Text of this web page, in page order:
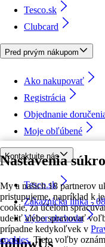
Nastavenia
My a našich 18 partnerov
pristupujeme, napríklad k
cookie, za účelom
udeliť alebo spravovať
prípadne kedykoľvek v
cookies. Tieto voľby
Tesco.sk
Clubcard
Pred prvým nákupom
Ako nakupovať
Registrácia
Objednanie
Moje obľúbené
Kontaktujte nás
Tesco.sk
Zákaznícka linka -
Výber obchodu
followUs